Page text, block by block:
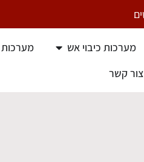
מערכות כיבוי אש מערכות
צור קשר